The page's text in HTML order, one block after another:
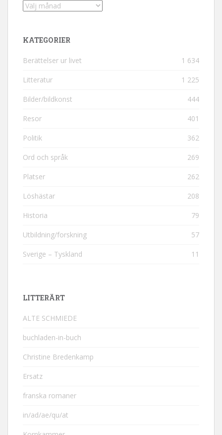
Arkiv
KATEGORIER
Berättelser ur livet 1 634
Litteratur 1 225
Bilder/bildkonst 444
Resor 401
Politik 362
Ord och språk 269
Platser 262
Löshästar 208
Historia 79
Utbildning/forskning 57
Sverige – Tyskland 11
LITTERÄRT
ALTE SCHMIEDE
buchladen-in-buch
Christine Bredenkamp
Ersatz
franska romaner
in/ad/ae/qu/at